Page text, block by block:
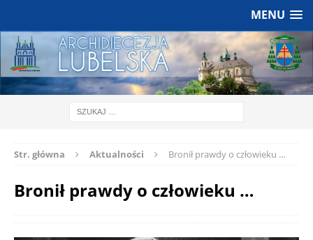
MENU
Str. główna Aktualności Bronił prawdy o człowieku …
Bronił prawdy o człowieku …